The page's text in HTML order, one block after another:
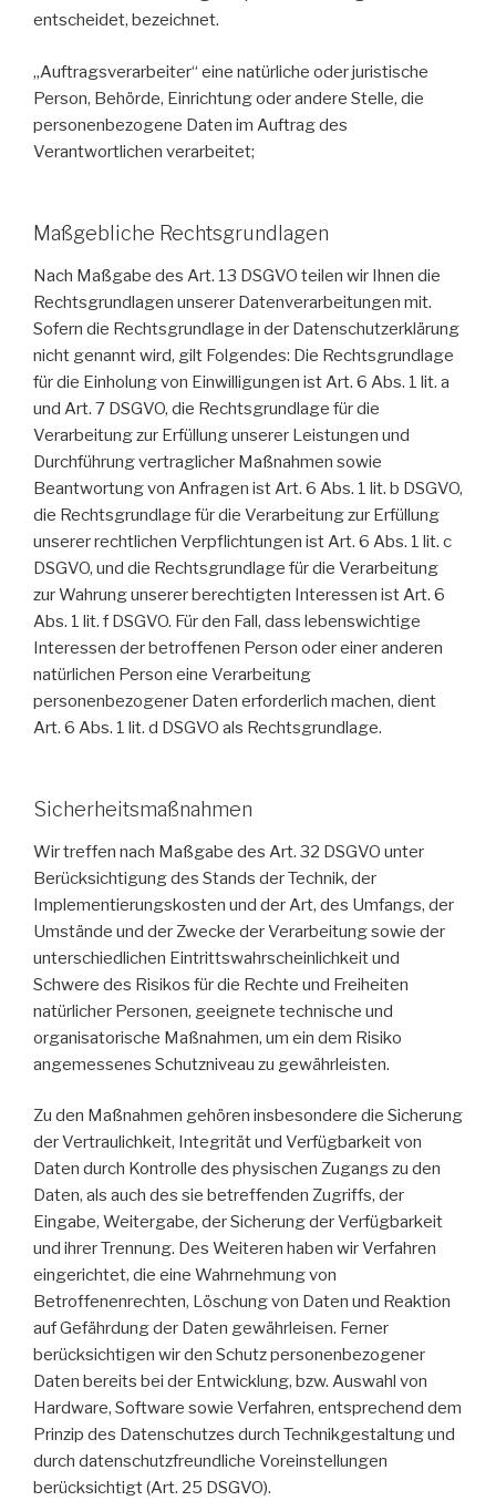
entscheidet, bezeichnet.
„Auftragsverarbeiter“ eine natürliche oder juristische
Person, Behörde, Einrichtung oder andere Stelle, die
personenbezogene Daten im Auftrag des
Verantwortlichen verarbeitet;
Maßgebliche Rechtsgrundlagen
Nach Maßgabe des Art. 13 DSGVO teilen wir Ihnen die
Rechtsgrundlagen unserer Datenverarbeitungen mit.
Sofern die Rechtsgrundlage in der Datenschutzerklärung
nicht genannt wird, gilt Folgendes: Die Rechtsgrundlage
für die Einholung von Einwilligungen ist Art. 6 Abs. 1 lit. a
und Art. 7 DSGVO, die Rechtsgrundlage für die
Verarbeitung zur Erfüllung unserer Leistungen und
Durchführung vertraglicher Maßnahmen sowie
Beantwortung von Anfragen ist Art. 6 Abs. 1 lit. b DSGVO,
die Rechtsgrundlage für die Verarbeitung zur Erfüllung
unserer rechtlichen Verpflichtungen ist Art. 6 Abs. 1 lit. c
DSGVO, und die Rechtsgrundlage für die Verarbeitung
zur Wahrung unserer berechtigten Interessen ist Art. 6
Abs. 1 lit. f DSGVO. Für den Fall, dass lebenswichtige
Interessen der betroffenen Person oder einer anderen
natürlichen Person eine Verarbeitung
personenbezogener Daten erforderlich machen, dient
Art. 6 Abs. 1 lit. d DSGVO als Rechtsgrundlage.
Sicherheitsmaßnahmen
Wir treffen nach Maßgabe des Art. 32 DSGVO unter
Berücksichtigung des Stands der Technik, der
Implementierungskosten und der Art, des Umfangs, der
Umstände und der Zwecke der Verarbeitung sowie der
unterschiedlichen Eintrittswahrscheinlichkeit und
Schwere des Risikos für die Rechte und Freiheiten
natürlicher Personen, geeignete technische und
organisatorische Maßnahmen, um ein dem Risiko
angemessenes Schutzniveau zu gewährleisten.
Zu den Maßnahmen gehören insbesondere die Sicherung
der Vertraulichkeit, Integrität und Verfügbarkeit von
Daten durch Kontrolle des physischen Zugangs zu den
Daten, als auch des sie betreffenden Zugriffs, der
Eingabe, Weitergabe, der Sicherung der Verfügbarkeit
und ihrer Trennung. Des Weiteren haben wir Verfahren
eingerichtet, die eine Wahrnehmung von
Betroffenenrechten, Löschung von Daten und Reaktion
auf Gefährdung der Daten gewährleisen. Ferner
berücksichtigen wir den Schutz personenbezogener
Daten bereits bei der Entwicklung, bzw. Auswahl von
Hardware, Software sowie Verfahren, entsprechend dem
Prinzip des Datenschutzes durch Technikgestaltung und
durch datenschutzfreundliche Voreinstellungen
berücksichtigt (Art. 25 DSGVO).